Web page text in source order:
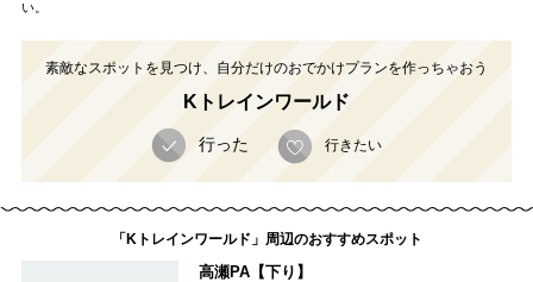
い。
素敵なスポットを見つけ、自分だけのおでかけプランを作っちゃおう
Kトレインワールド
行った 行きたい
「Kトレインワールド」周辺のおすすめスポット
高瀬PA【下り】